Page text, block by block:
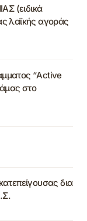
(ειδικά
λαϊκής αγοράς
“Active
στο
δια